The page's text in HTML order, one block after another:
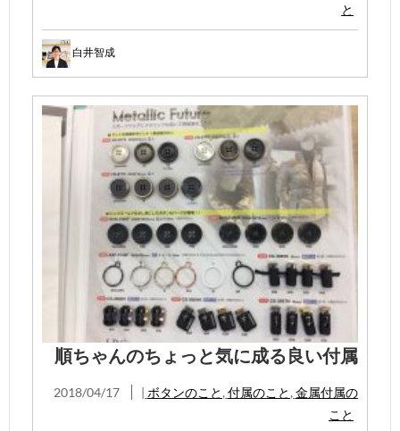
と
白井智成
順ちゃんのちょっと気に成る良い付属
2018/04/17 | ボタンのこと , 付属のこと , 金属付属の
こと